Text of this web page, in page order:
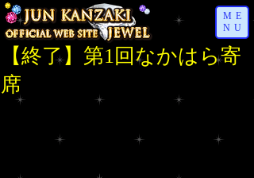
ME
NU
【終了】第1回なかはら寄
席